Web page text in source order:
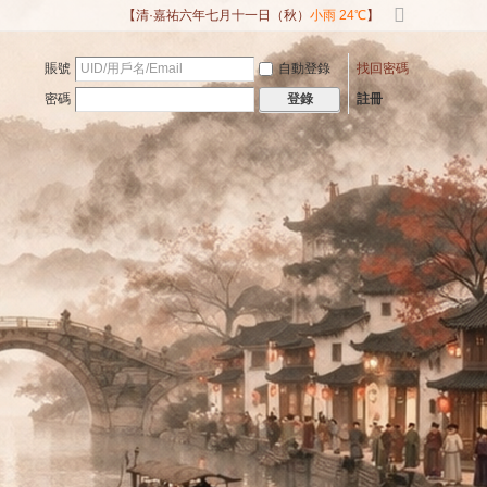
【清·嘉祐六年七月十一日（秋） 小雨 24℃】
切
換
到
寬
版
賬號 自動登錄
找回密碼
密碼
登錄 註冊